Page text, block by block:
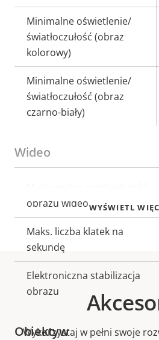
WYŚWIETL
Minimalne oświetlenie/
światłoczułość (obraz
kolorowy)
Minimalne oświetlenie/
światłoczułość (obraz
czarno-biały)
Wideo
nieruchomości
obrazu wideo
Maks. liczba klatek na
sekundę
Elektroniczna stabilizacja
obrazu
Obiektyw
Wykorzystaj w pełni swoje